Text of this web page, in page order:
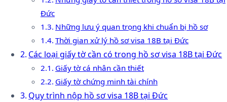
Đức
Những lưu ý quan trọng khi chuẩn bị hồ sơ
Thời gian xử lý hồ sơ visa 18B tại Đức
Các loại giấy tờ cần có trong hồ sơ visa 18B tại Đức
Giấy tờ cá nhân cần thiết
Giấy tờ chứng minh tài chính
Quy trình nộp hồ sơ visa 18B tại Đức